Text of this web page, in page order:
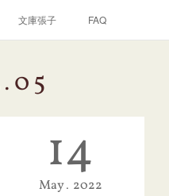
文庫張子 FAQ
.05
14
May 2022